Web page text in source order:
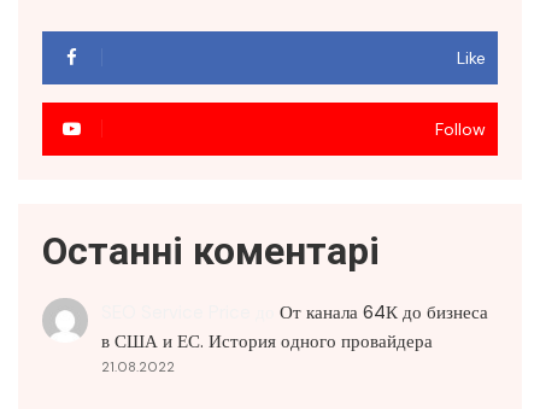
Like
Follow
Останні коментарі
От канала 64К до бизнеса
в США и ЕС. История одного провайдера
21.08.2022